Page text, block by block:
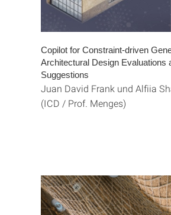
Copilot for Constraint-driven
Architectural Design Evaluations
Suggestions
Juan David Frank und Alfiia
(ICD / Prof. Menges)